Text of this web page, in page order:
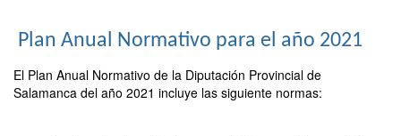
Plan Anual Normativo para el año 2021
El Plan Anual Normativo de la Diputación Provincial de
Salamanca del año 2021 incluye las siguiente normas: